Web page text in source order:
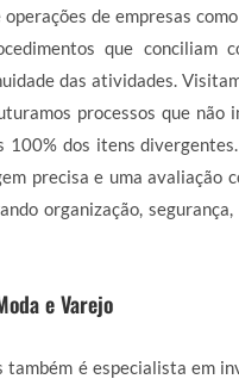
de empresas
que conciliam
das atividades.
processos que não
100% dos itens
precisa e uma avaliação
organização,
e Varejo
é especialista em